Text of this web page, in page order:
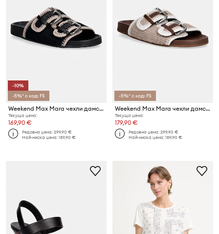
-10%
-5%* с код: FS
Weekend Max Mara чехли дамски Wkabonito
Текуща цена:
169,90 €
Редовна цена:299,90 €
Най-ниска цена:189,90 €
-5%* с код: FS
Weekend Max Mara чехли дамски Wkabonito
Текуща цена:
179,90 €
Редовна цена:299,90 €
Най-ниска цена:189,90 €